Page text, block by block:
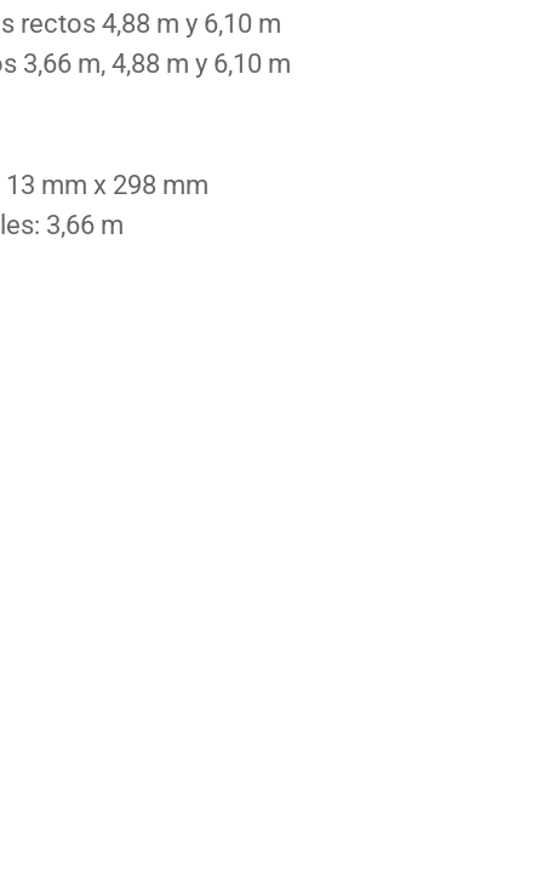
rectos 4,88 m y 6,10 m
3,66 m, 4,88 m y 6,10 m
mm x 298 mm
3,66 m